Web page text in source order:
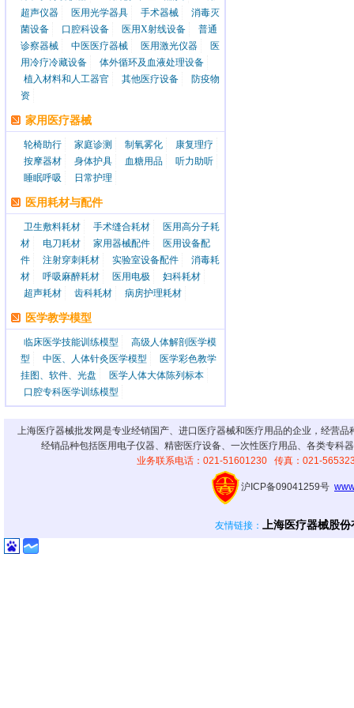
超声仪器
医用光学器具 手术器械
消毒灭
菌设备
口腔科设备 医用X射线设备
普通
诊察器械
中医医疗器械 医用激光仪器
医
用冷疗冷藏设备
体外循环及血液处理设备
植入材料和人工器官
其他医疗设备
防疫物
资
家用医疗器械
轮椅助行 家庭诊测 制氧雾化
康复理疗
按摩器材
身体护具 血糖用品
听力助听
睡眠呼吸
日常护理
医用耗材与配件
卫生敷料耗材 手术缝合耗材
医用高分子耗
材
电刀耗材 家用器械配件
医用设备配
件
注射穿刺耗材 实验室设备配件
消毒耗
材
呼吸麻醉耗材 医用电极
妇科耗材
超声耗材
齿科耗材 病房护理耗材
医学教学模型
临床医学技能训练模型
高级人体解剖医学模
型
中医、人体针灸医学模型
医学彩色教学
挂图、软件、光盘
医学人体大体陈列标本
口腔专科医学训练模型
上海医疗器械批发网是专业经销国产、进口医疗器械和医疗用品的企业，经营
经销品种包括医用电子仪器、精密医疗设备、一次性医疗用品、各类专科
业务联系电话：021-51601230 传真：021-
沪ICP备09041259号
友情链接 ： 上海医疗器械股